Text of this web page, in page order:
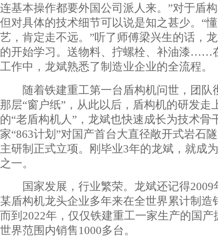
连基本操作都要外国公司派人来。”对于盾
但对具体的技术细节可以说是知之甚少。“
艺，肯定走不远。”听了师傅梁兴生的话，
的开始学习。送物料、拧螺栓、补油漆……
工作中，龙斌熟悉了制造业企业的全流程。
随着铁建重工第一台盾构机问世，团队
那层“窗户纸”，从此以后，盾构机的研发走
的“老盾构机人”，龙斌也快速成长为技术骨
家“863计划”对国产首台大直径敞开式岩石
主研制正式立项。刚毕业3年的龙斌，就成
之一。
国家发展，行业繁荣。龙斌还记得2009
某盾构机龙头企业多年来在全世界累计制造
而到2022年，仅仅铁建重工一家生产的国
世界范围内销售1000多台。